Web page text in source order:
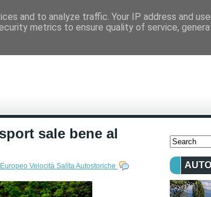
sale bene al
Velocità Salita Autostoriche
and to analyze traffic. Your IP address and
metrics to ensure quality of service,